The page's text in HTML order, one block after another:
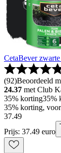
CetaBever
(92)Beoordeeld
24.37 met Club
35% korting35%
35% korting,
37.49
Prijs: 37.49 euro